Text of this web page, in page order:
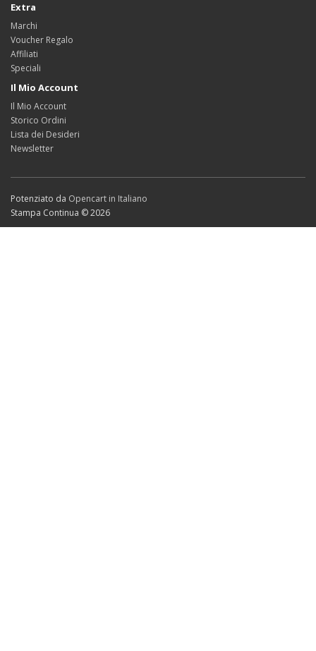
Extra
Marchi
Voucher Regalo
Affiliati
Speciali
Il Mio Account
Il Mio Account
Storico Ordini
Lista dei Desideri
Newsletter
Potenziato da Opencart in Italiano
Stampa Continua © 2026